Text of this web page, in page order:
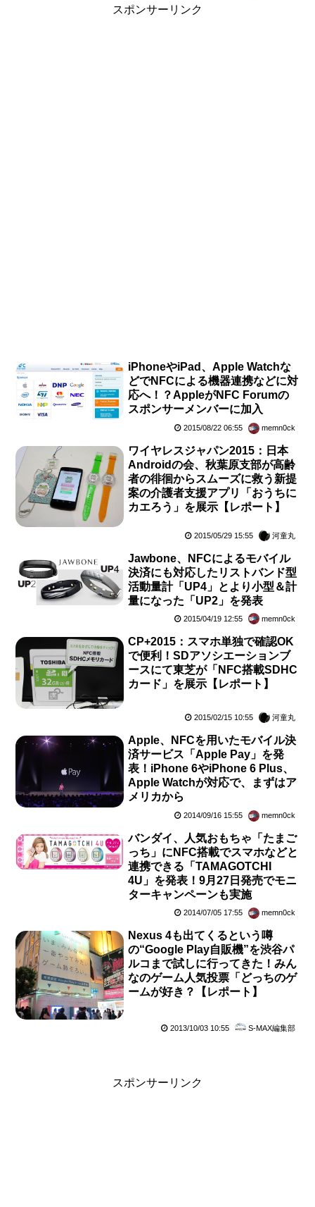
スポンサーリンク
iPhoneやiPad、Apple Watchな
どでNFCによる機器連携などに対
応へ！？AppleがNFC Forumの
スポンサーメンバーに加入
2015/08/22 06:55 memn0ck
ワイヤレスジャパン2015：日本
Androidの会、秋葉原支部が高齢
者の徘徊からスムーズに救う新提
案の介護者支援アプリ「おうちに
カエろう」を展示【レポート】
2015/05/29 15:55 河童丸
Jawbone、NFCによるモバイル
決済にも対応したリストバンド型
活動量計「UP4」とより小型＆計
量になった「UP2」を発表
2015/04/19 12:55 memn0ck
CP+2015：スマホ単独で確認OK
で便利！SDアソシエーションブ
ースにて東芝が「NFC搭載SDHC
カード」を展示【レポート】
2015/02/15 10:55 河童丸
Apple、NFCを用いたモバイル決
済サービス「Apple Pay」を発
表！iPhone 6やiPhone 6 Plus、
Apple Watchが対応で、まずはア
メリカから
2014/09/16 15:55 memn0ck
バンダイ、人気おもちゃ「たまご
っち」にNFC搭載でスマホなどと
連携できる「TAMAGOTCHI
4U」を発表！9月27日発売でモニ
ターキャンペーンも実施
2014/07/05 17:55 memn0ck
Nexus 4も出てくるという噂
の“Google Play自販機”を渋谷パ
ルコまで試しに行ってきた！みん
なのゲーム人気投票「どっちのゲ
ームが好き？【レポート】
2013/10/03 10:55 S-MAX編集部
スポンサーリンク